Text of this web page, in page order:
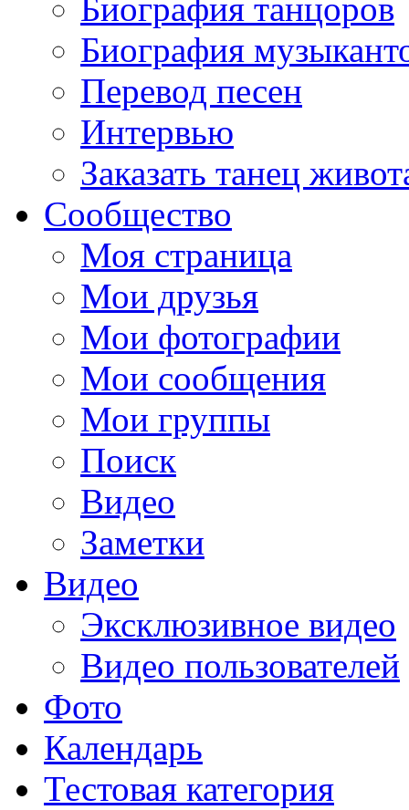
Биография танцоров
Биография
Перевод песен
Интервью
Заказать танец
Сообщество
Моя страница
Мои друзья
Мои фотографии
Мои сообщения
Мои группы
Поиск
Видео
Заметки
Видео
Эксклюзивное видео
Видео пользователей
Фото
Календарь
Тестовая категория